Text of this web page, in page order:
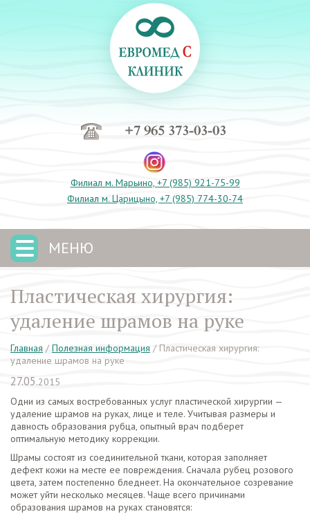
+7 965 373-03-03
Филиал м. Марьино, +7 (985) 921-75-99
Филиал м. Царицыно, +7 (985) 774-30-74
МЕНЮ
Пластическая хирургия:
удаление шрамов на руке
Главная / Полезная информация / Пластическая хирургия:
удаление шрамов на руке
27.05.2015
Одни из самых востребованных услуг пластической хирургии —
удаление шрамов на руках, лице и теле. Учитывая размеры и
давность образования рубца, опытный врач подберет
оптимальную методику коррекции.
Шрамы состоят из соединительной ткани, которая заполняет
дефект кожи на месте ее повреждения. Сначала рубец розового
цвета, затем постепенно бледнеет. На окончательное созревание
может уйти несколько месяцев. Чаще всего причинами
образования шрамов на руках становятся: